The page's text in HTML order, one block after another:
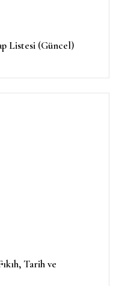
Listesi (Güncel)
Tarih ve